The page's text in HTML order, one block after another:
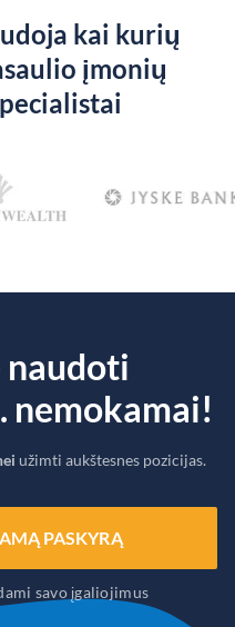
kai kurių
įmonių
nemokamai!
užimti aukštesnes pozicijas.
PASKYRĄ
savo įgaliojimus